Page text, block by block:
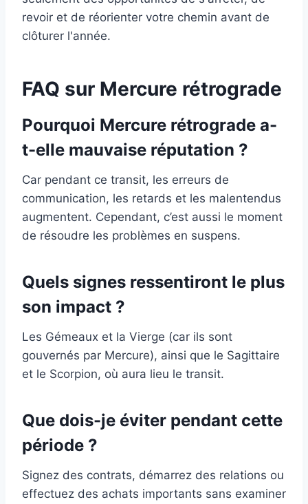
revoir et de réorienter votre chemin avant de
clôturer l'année.
FAQ sur Mercure rétrograde
Pourquoi Mercure rétrograde a-
t-elle mauvaise réputation ?
Car pendant ce transit, les erreurs de
communication, les retards et les malentendus
augmentent. Cependant, c’est aussi le moment
de résoudre les problèmes en suspens.
Quels signes ressentiront le plus
son impact ?
Les Gémeaux et la Vierge (car ils sont
gouvernés par Mercure), ainsi que le Sagittaire
et le Scorpion, où aura lieu le transit.
Que dois-je éviter pendant cette
période ?
Signez des contrats, démarrez des relations ou
effectuez des achats importants sans examiner